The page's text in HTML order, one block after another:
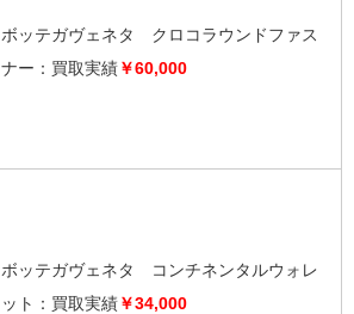
ボッテガヴェネタ クロコラウンドファス
ナー：買取実績￥60,000
ボッテガヴェネタ コンチネンタルウォレ
ット：買取実績￥34,000